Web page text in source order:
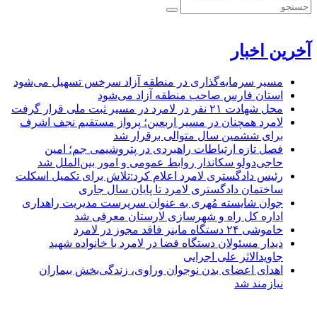
آخرین اخبار
مسیر سرمایه‌گذاری در منطقه آزاد سرخس تسهیل می‌شود
استان فارس صاحب منطقه آزاد می‌شود
محل شهادت ۲۱ نفر در لامرد در مسیر ثبت ملی قرار گرفت
لامرد همچنان در مسیر اربعین؛ پرواز مستقیم نجف اشرف
برای ششمین سال متوالی برقرار شد
فصل تازه ارتباطات راهبردی در پتروشیمی جم؛ امین
حاجی‌دولو سکاندار روابط عمومی و امور بین‌الملل شد
رئیس دادگستری لامرد اعلام کرد:تلاش برای تکمیل اسکلت
ساختمان دادگستری لامرد تا پایان سال جاری
جوان شایسته مُهری به عنوان سرپرست مدیریت راهداری
اداره کل راه و شهرسازی لارستان معرفی شد
خاموشی ۲۴ دستگاه ماینر فاقد مجوز در لامرد
دیدار مسئولان دستگاه قضا در لامرد با خانواده شهید
جاویدالاثر علی اجرایی
اهدای اعضای بدن نوجوان وراوی، زندگی‌بخش بیماران
نیازمند شد